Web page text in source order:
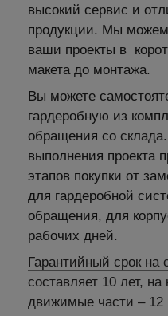
высокий сервис и
продукции. Мы
ваши проекты в
макета до монтажа.
Вы можете
гардеробную из
обращения со склада
выполнения проекта
этапов покупки от
для гардеробной
обращения, для
рабочих дней.
Гарантийный срок на
составляет 10 лет,
движимые части – 12